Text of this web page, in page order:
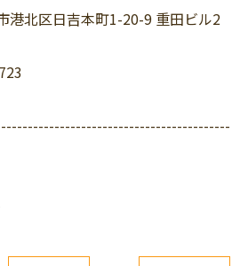
港北区日吉本町1-20-9 重田ビル2